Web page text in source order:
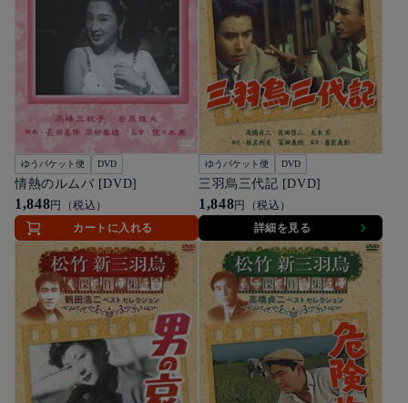
ゆうパケット便 DVD
情熱のルムバ [DVD]
1,848円（税込）
カートに入れる
ゆうパケット便 DVD
三羽烏三代記 [DVD]
1,848円（税込）
詳細を見る